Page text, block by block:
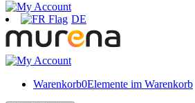
DE
Warenkorb0Elemente im Warenkorb